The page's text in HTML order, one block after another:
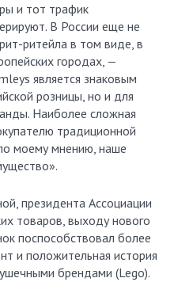
и тот трафик
В России еще не
ритейла в том виде, в
городах, —
является знаковым
розницы, но и для
Наиболее сложная
традиционной
моему мнению, наше
президента Ассоциации
товаров, выходу нового
поспособствовал более
и положительная история
брендами (Lego).